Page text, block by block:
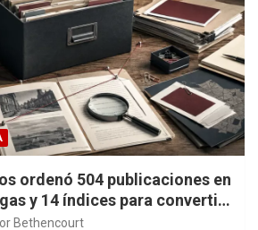
ordenó 504 publicaciones en
y 14 índices para convertir
en memoria pública
Bethencourt